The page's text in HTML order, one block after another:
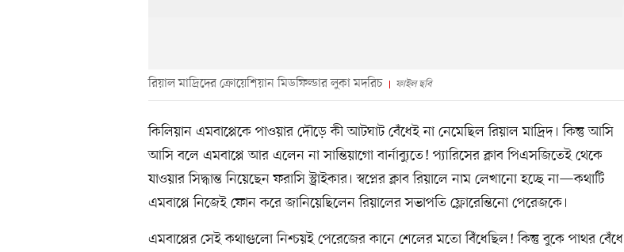
রিয়াল মাদ্রিদের ক্রোয়েশিয়ান মিডফিল্ডার লুকা মদরিচ ফাইল ছবি
কিলিয়ান এমবাপ্পেকে পাওয়ার দৌড়ে কী আটঘাট বেঁধেই না নেমেছিল রিয়াল মাদ্রিদ। কিন্তু আসি
আসি বলে এমবাপ্পে আর এলেন না সান্তিয়াগো বার্নাব্যুতে! প্যারিসের ক্লাব পিএসজিতেই থেকে
যাওয়ার সিদ্ধান্ত নিয়েছেন ফরাসি স্ট্রাইকার। স্বপ্নের ক্লাব রিয়ালে নাম লেখানো হচ্ছে না—কথাটি
এমবাপ্পে নিজেই ফোন করে জানিয়েছিলেন রিয়ালের সভাপতি ফ্লোরেন্তিনো পেরেজকে।
এমবাপ্পের সেই কথাগুলো নিশ্চয়ই পেরেজের কানে শেলের মতো বিঁধেছিল! কিন্তু বুকে পাথর বেঁধে